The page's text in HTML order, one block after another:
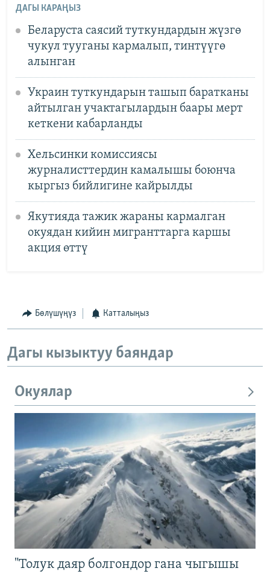
ДАГЫ КАРАҢЫЗ
Беларуста саясий туткундардын жүзгө
чукул тууганы кармалып, тинтүүгө
алынган
Украин туткундарын ташып баратканы
айтылган учактагылардын баары мерт
кеткени кабарланды
Хельсинки комиссиясы
журналисттердин камалышы боюнча
кыргыз бийлигине кайрылды
Якутияда тажик жараны кармалган
окуядан кийин мигранттарга каршы
акция өттү
Бөлүшүңүз Катталыңыз
Дагы кызыктуу баяндар
Окуялар
"Толук даяр болгондор гана чыгышы